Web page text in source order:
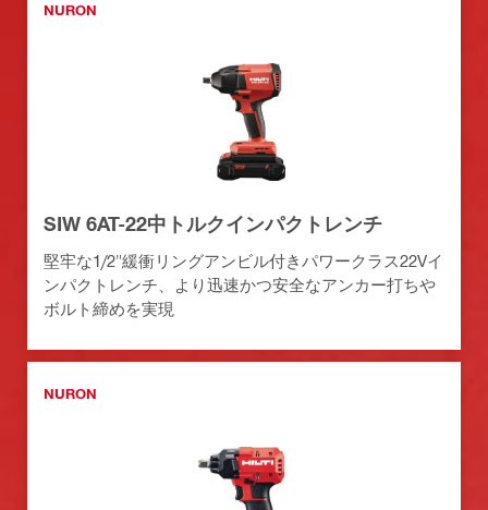
NURON
SIW 6AT-22中トルクインパクトレンチ
堅牢な1/2"緩衝リングアンビル付きパワークラス22Vイ
ンパクトレンチ、より迅速かつ安全なアンカー打ちや
ボルト締めを実現
NURON